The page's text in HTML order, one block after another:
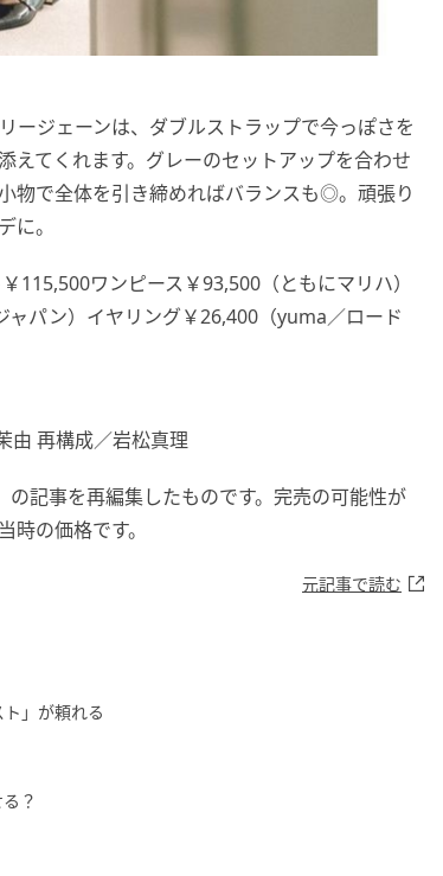
ージェーンは、ダブルストラップで今っぽさを
えてくれます。グレーのセットアップを合わせ
物で全体を引き締めればバランスも◎。頑張り
に。
115,500ワンピース￥93,500（ともにマリハ）
パン）イヤリング￥26,400（yuma／ロード
由 再構成／岩松真理
の記事を再編集したものです。完売の可能性が
の価格です。
元記事で読む
」が頼れる
？